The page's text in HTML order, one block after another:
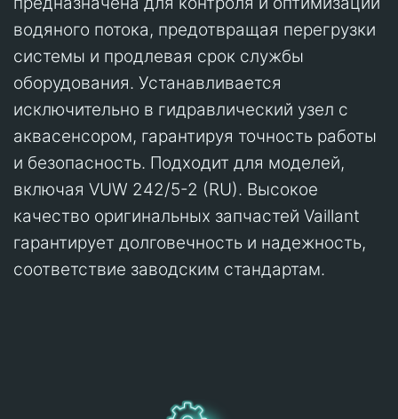
водяного потока, предотвращая перегрузки
системы и продлевая срок службы
оборудования. Устанавливается
исключительно в гидравлический узел с
аквасенсором, гарантируя точность работы
и безопасность. Подходит для моделей,
включая VUW 242/5-2 (RU). Высокое
качество оригинальных запчастей Vaillant
гарантирует долговечность и надежность,
соответствие заводским стандартам.